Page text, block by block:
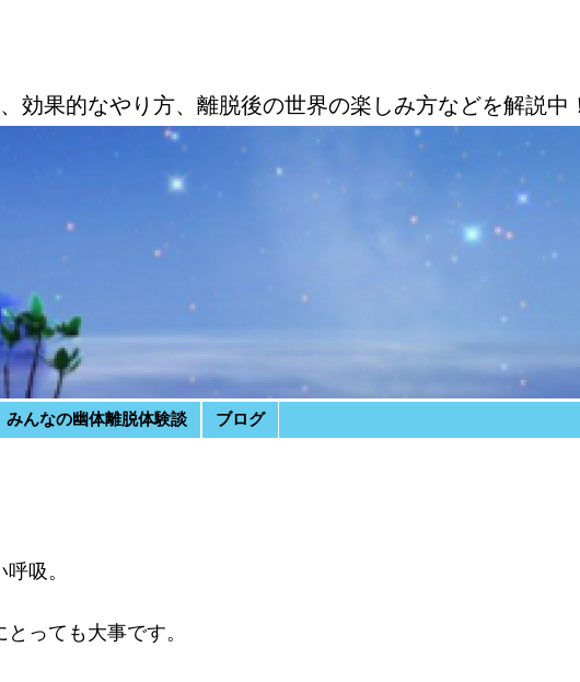
効果的なやり方、離脱後の世界の楽しみ方などを解説中！
みんなの幽体離脱体験談 ブログ
吸。
っても大事です。